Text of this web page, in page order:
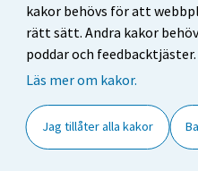
kakor behövs för att
rätt sätt. Andra kakor
poddar och feedbacktjäster.
Läs mer om kakor.
Jag tillåter alla kakor
Dataskydd
Tillgänglighet
Cookie-inställningar